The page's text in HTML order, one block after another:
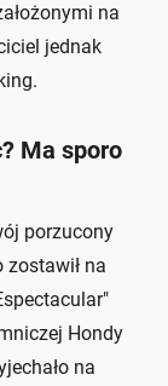
na
jednak
Ma sporo
porzucony
zostawił na
Hondy
na